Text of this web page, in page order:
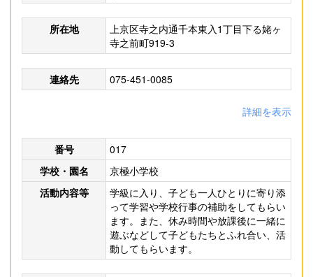
所在地
上京区寺之内通千本東入1丁目下る姥ヶ
寺之前町919-3
連絡先 075-451-0085
詳細を表示
番号
017
学校・園名
京極小学校
活動内容等
学級に入り、子ども一人ひとりに寄り添
って学習や学校行事の補助をしてもらい
ます。また、休み時間や放課後に一緒に
遊ぶなどして子どもたちとふれ合い、活
動してもらいます。